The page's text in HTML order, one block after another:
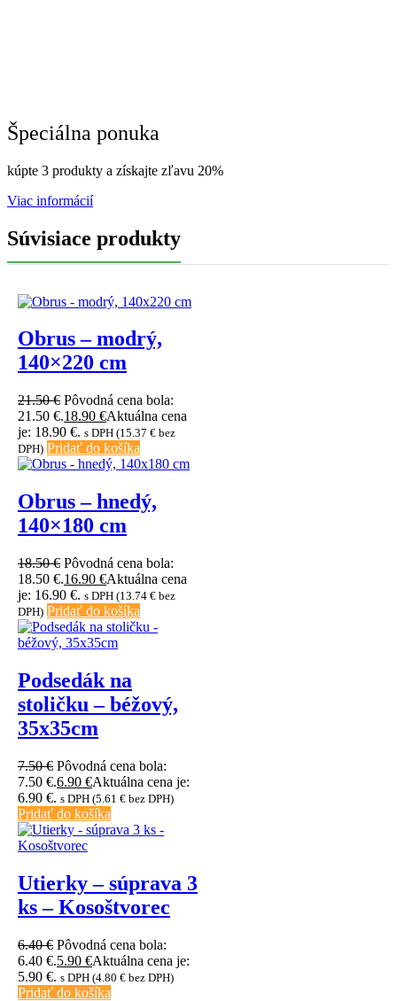
Špeciálna ponuka
kúpte 3 produkty a získajte zľavu 20%
Viac informácií
Súvisiace produkty
Obrus – modrý,
140×220 cm
21.50€ Pôvodná cena bola:
21.50 €.18.90 €Aktuálna cena
je: 18.90 €. s DPH (15.37 € bez
DPH) Pridať do košíka
Obrus – hnedý,
140×180 cm
18.50€ Pôvodná cena bola:
18.50 €.16.90 €Aktuálna cena
je: 16.90 €. s DPH (13.74 € bez
DPH) Pridať do košíka
Podsedák na
stoličku – béžový,
35x35cm
7.50€ Pôvodná cena bola:
7.50 €.6.90 €Aktuálna cena je:
6.90 €. s DPH (5.61 € bez DPH)
Pridať do košíka
Utierky – súprava 3
ks – Kosoštvorec
6.40€ Pôvodná cena bola:
6.40 €.5.90 €Aktuálna cena je:
5.90 €. s DPH (4.80 € bez DPH)
Pridať do košíka